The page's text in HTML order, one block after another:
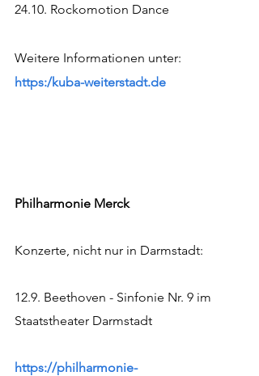
24.10. Rockomotion Dance
Weitere Informationen unter:
https:/kuba-weiterstadt.de
Philharmonie Merck
Konzerte, nicht nur in Darmstadt:
12.9. Beethoven - Sinfonie Nr. 9 im
Staatstheater Darmstadt
https://philharmonie-